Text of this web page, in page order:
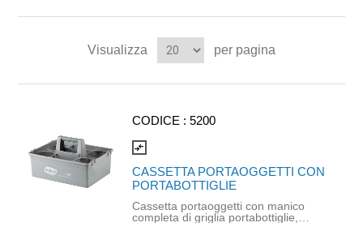
Visualizza per pagina
CODICE :5200
compare_arrows
CASSETTA PORTAOGGETTI CON
PORTABOTTIGLIE
Cassetta portaoggetti con manico
completa di griglia portabottiglie,